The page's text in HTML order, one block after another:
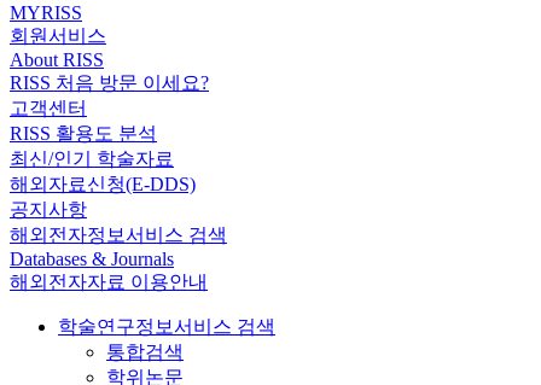
MYRISS
회원서비스
About RISS
RISS 처음 방문 이세요?
고객센터
RISS 활용도 분석
최신/인기 학술자료
해외자료신청(E-DDS)
공지사항
해외전자정보서비스 검색
Databases & Journals
해외전자자료 이용안내
학술연구정보서비스 검색
통합검색
학위논문